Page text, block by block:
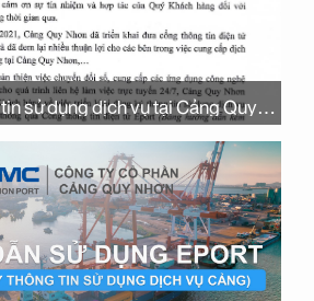
sử dụng dịch vụ tại Cảng Quy
qua hệ thống ePort